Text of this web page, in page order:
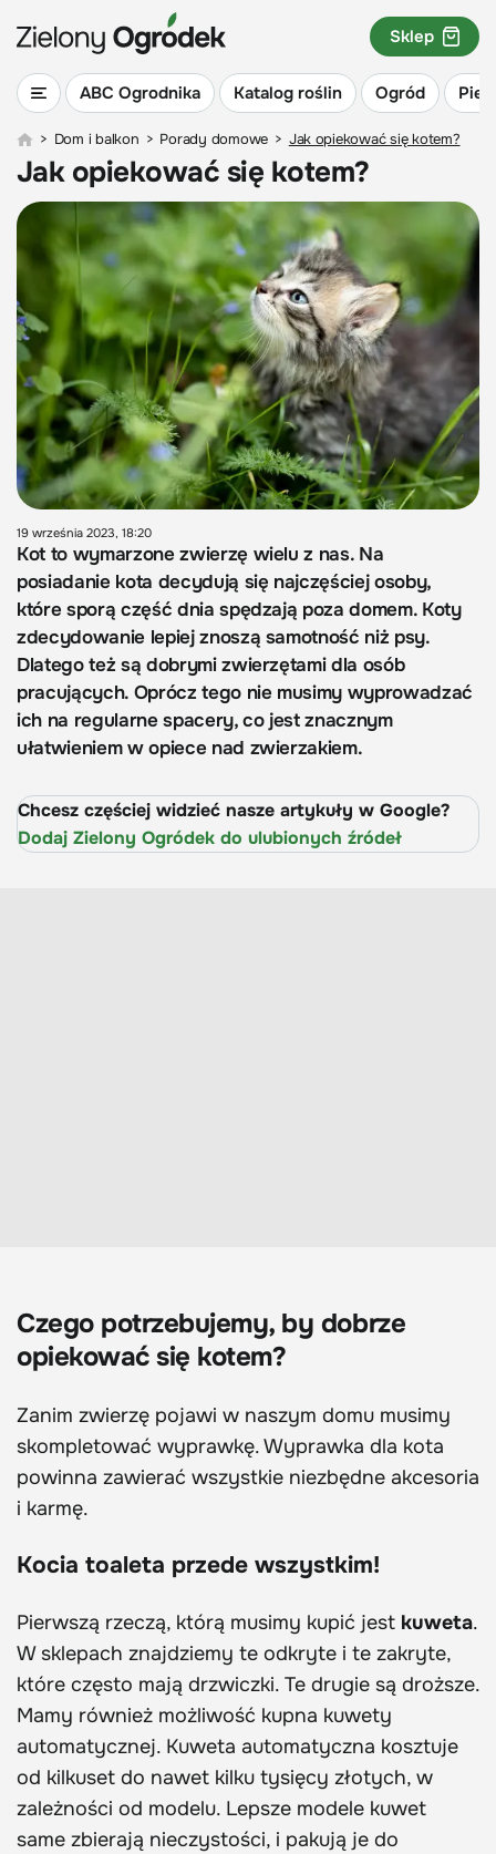
ABC Ogrodnika Katalog roślin Ogród
Sklep
> Dom i balkon > Porady domowe > Jak opiekować się kotem?
Jak opiekować się kotem?
19 września 2023, 18:20
Kot to wymarzone zwierzę wielu z nas. Na
posiadanie kota decydują się najczęściej osoby,
które sporą część dnia spędzają poza domem. Koty
zdecydowanie lepiej znoszą samotność niż psy.
Dlatego też są dobrymi zwierzętami dla osób
pracujących. Oprócz tego nie musimy wyprowadzać
ich na regularne spacery, co jest znacznym
ułatwieniem w opiece nad zwierzakiem.
Chcesz częściej widzieć nasze artykuły w Google?
Dodaj Zielony Ogródek do ulubionych źródeł
Czego potrzebujemy, by dobrze
opiekować się kotem?
Zanim zwierzę pojawi w naszym domu musimy
skompletować wyprawkę. Wyprawka dla kota
powinna zawierać wszystkie niezbędne akcesoria
i karmę.
Kocia toaleta przede wszystkim!
Pierwszą rzeczą, którą musimy kupić jest kuweta.
W sklepach znajdziemy te odkryte i te zakryte,
które często mają drzwiczki. Te drugie są droższe.
Mamy również możliwość kupna kuwety
automatycznej. Kuweta automatyczna kosztuje
od kilkuset do nawet kilku tysięcy złotych, w
zależności od modelu. Lepsze modele kuwet
same zbierają nieczystości, i pakują je do